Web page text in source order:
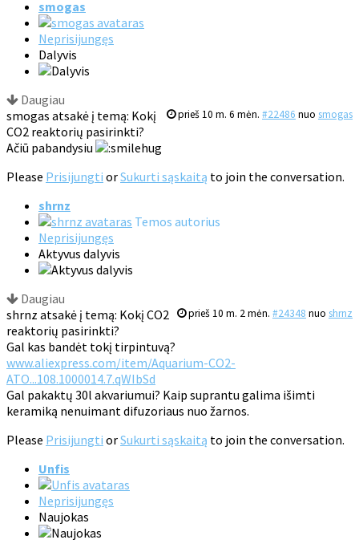
smogas
Neprisijungęs
Dalyvis
Daugiau
prieš 10 m. 6 mėn. #22486 nuo smogas
smogas atsakė į temą: Kokį
CO2 reaktorių pasirinkti?
Ačiū pabandysiu
Please Prisijungti orSukurti sąskaitą to join the conversation.
shrnz
Temos autorius
Neprisijungęs
Aktyvus dalyvis
Daugiau
prieš 10 m. 2 mėn. #24348 nuo shrnz
shrnz atsakė į temą: Kokį CO2
reaktorių pasirinkti?
Gal kas bandėt tokį tirpintuvą?
www.aliexpress.com/item/Aquarium-CO2-
ATO...108.1000014.7.qWIbSd
Gal pakaktų 30l akvariumui? Kaip suprantu galima išimti
keramiką nenuimant difuzoriaus nuo žarnos.
Please Prisijungti orSukurti sąskaitą to join the conversation.
Unfis
Neprisijungęs
Naujokas